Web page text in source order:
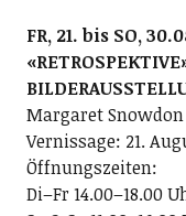
FR, 21. bis SO,
Margaret Snowdon
Vernissage: 21.
Öffnungszeiten:
Di–Fr 14.00–18.00